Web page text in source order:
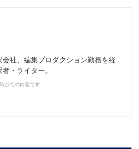
社、編集プロダクション勤務を経
・ライター。
点での内容です